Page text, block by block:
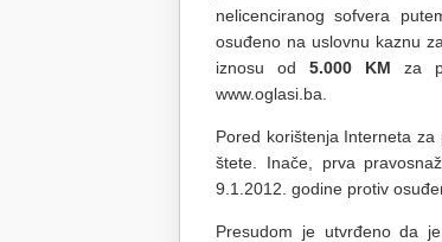
nelicenciranog sofvera
osuđeno na uslovnu kaznu
iznosu od 5.000 KM za
www.oglasi.ba.
Pored korištenja Interneta
štete. Inače, prva
9.1.2012. godine protiv
Presudom je utvrđeno da